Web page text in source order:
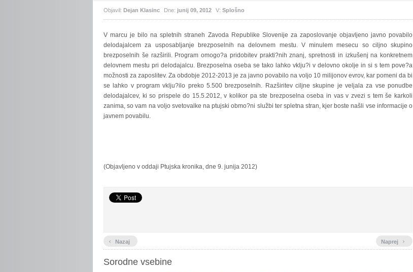
Objavil: Dejan Klasinc Dne: junij 09, 2012 V: Splošno
Vmarcu je bilo na spletnih straneh Zavoda Republike Slovenije za zaposlovanje objavljeno javno povabilo
delodajalcem za usposabljanje brezposelnih na delovnem mestu. V minulem mesecu so ciljno skupino
brezposelnih še razširili. Program omogo?a pridobitev prakti?nih znanj, spretnosti in izkušenj na konkretnem
delovnem mestu pri delodajalcu. Brezposelna oseba se tako lahko vklju?i v delovno okolje in si s tem pove?a
možnosti za zaposlitev. Za obdobje 2012-2013 je za javno povabilo na voljo 10 milijonov evrov, kar pomeni da bi
se lahko v program vklju?ilo preko 5.500 brezposelnih. Razširitev ciljne skupine je veljala za vse ponudbe
delodajalcev, ki so prispele do 15.5.2012, v kolikor pa ste brezposelna oseba in vas v zvezi s tem še karkoli
zanima, so vam na voljo svetovalke na ptujski obmo?ni službi ter spletna stran, kjer boste našli vse informacije o
javnem povabilu.
(Objavljeno v oddaji Ptujska kronika, dne 9. junija 2012)
‹ Nazaj Naprej ›
Sorodne vsebine